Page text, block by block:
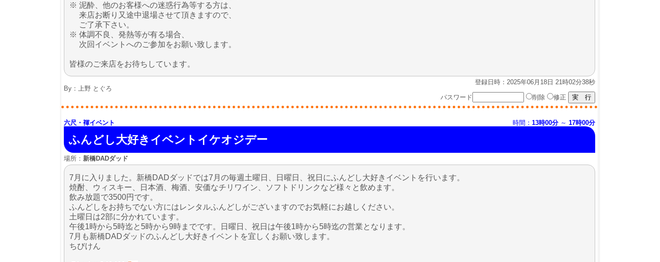
※ 泥酔、他のお客様への迷惑行為等する方は、
来店お断り又途中退場させて頂きますので、
ご了承下さい。
※ 体調不良、発熱等が有る場合、
次回イベントへのご参加をお願い致します。
皆様のご来店をお待ちしています。
登録日時：2025年06月18日 21時02分38秒
By： 上野 とぐろ
パスワード
削除 修正
六尺・褌イベント 時間： 13時00分～ 17時00分
ふんどし大好きイベントイケオジデー
場所： 新橋DADダッド
7月に入りました。新橋DADダッドでは7月の毎週土曜日、日曜日、祝日にふんどし大好きイベントを行います。
焼酎、ウィスキー、日本酒、梅酒、安価なチリワイン、ソフトドリンクなど様々と飲めます。
飲み放題で3500円です。
ふんどしをお持ちでない方にはレンタルふんどしがございますのでお気軽にお越しください。
土曜日は2部に分かれています。
午後1時から5時迄と5時から9時までです。日曜日、祝日は午後1時から5時迄の営業となります。
7月も新橋DADダッドのふんどし大好きイベントを宜しくお願い致します。
ちびけん